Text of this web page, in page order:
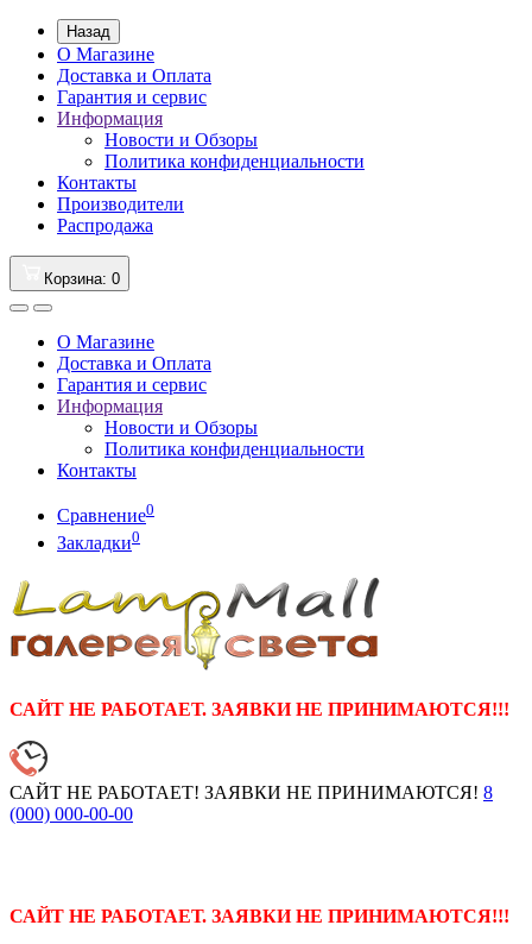
Назад
О Магазине
Доставка и Оплата
Гарантия и сервис
Информация
Новости и Обзоры
Политика конфиденциальности
Контакты
Производители
Распродажа
Корзина: 0
О Магазине
Доставка и Оплата
Гарантия и сервис
Информация
Новости и Обзоры
Политика конфиденциальности
Контакты
Сравнение0
Закладки0
САЙТ НЕ РАБОТАЕТ. ЗАЯВКИ НЕ ПРИНИМАЮТСЯ!!!
САЙТ НЕ РАБОТАЕТ! ЗАЯВКИ НЕ ПРИНИМАЮТСЯ! 8
(000) 000-00-00
САЙТ НЕ РАБОТАЕТ. ЗАЯВКИ НЕ ПРИНИМАЮТСЯ!!!